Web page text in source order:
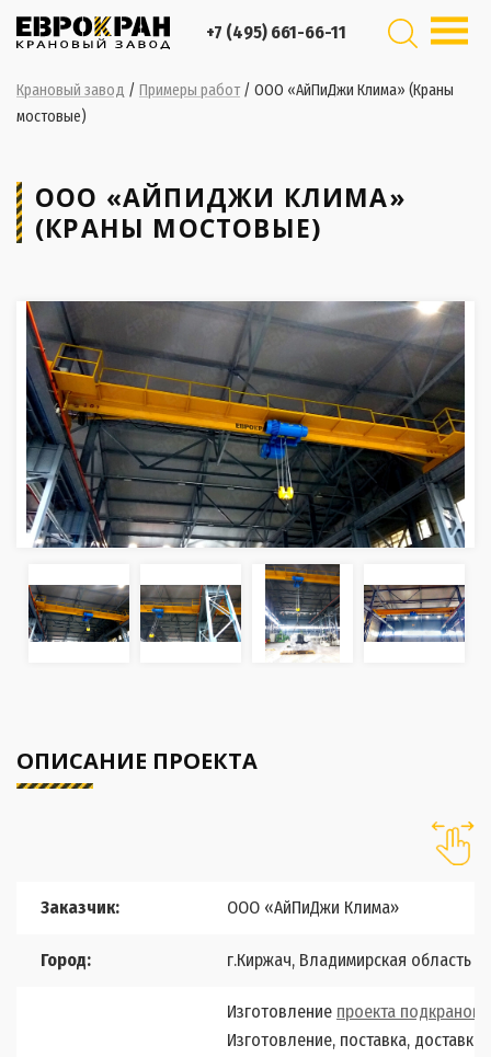
+7 (495) 661-66-11
Крановый завод / Примеры работ / ООО «АйПиДжи Клима» (Краны
мостовые)
ООО «АЙПИДЖИ КЛИМА»
(КРАНЫ МОСТОВЫЕ)
ОПИСАНИЕ ПРОЕКТА
Заказчик: ООО «АйПиДжи Клима»
Город: г.Киржач, Владимирская область
Изготовление проекта
Изготовление, поставка,